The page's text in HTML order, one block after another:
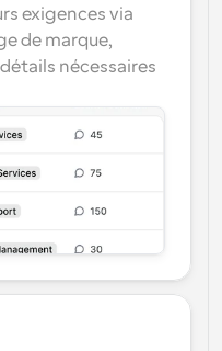
exigences via
de marque,
nécessaires